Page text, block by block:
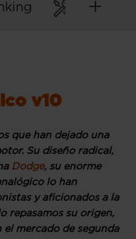
v10
que han dejado una
Su diseño radical,
Dodge, su enorme
lo han
y aficionados a la
repasamos su origen,
el mercado de segunda